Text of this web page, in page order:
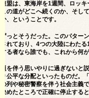
盟は、東海岸を1週間、ロッ
の道がどこへ続くのか、そし
、ということです。
っとそうだった。このパター
れており、4つの大陸にわた
る者なら誰でも、これから何
を伴う思いやりに過ぎないと
公平な分配といったものだ。
列や秘密警察を伴う社会主義
めたところで正確に停止する